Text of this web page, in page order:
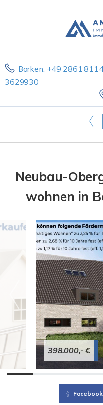
Borken: +49 2861
3629930
Neubau-
wohnen in
398.000,- €
Facebook